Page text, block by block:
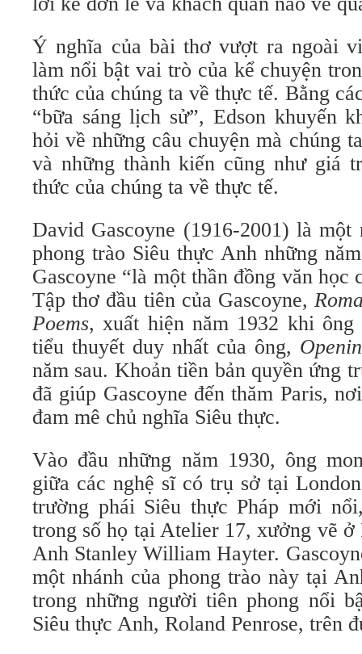
Ý nghĩa của bài thơ vượt ra ngoài
làm nổi bật vai trò của kể chuyện
thức của chúng ta về thực tế. Bằng
“bữa sáng lịch sử”, Edson khuyến
hỏi về những câu chuyện mà chúng
và những thành kiến ​​cũng như giá
thức của chúng ta về thực tế.
David Gascoyne (1916-2001) là một
phong trào Siêu thực Anh những
Gascoyne “là một thần đồng văn học
Tập thơ đầu tiên của Gascoyne,
Poems, xuất hiện năm 1932 khi
tiểu thuyết duy nhất của ông,
năm sau. Khoản tiền bản quyền ứng
đã giúp Gascoyne đến thăm Paris,
đam mê chủ nghĩa Siêu thực.
Vào đầu những năm 1930, ông
giữa các nghệ sĩ có trụ sở tại
trường phái Siêu thực Pháp mới
trong số họ tại Atelier 17, xưởng vẽ ở
Anh Stanley William Hayter.
một nhánh của phong trào này tại
trong những người tiên phong nổi
Siêu thực Anh, Roland Penrose, trên